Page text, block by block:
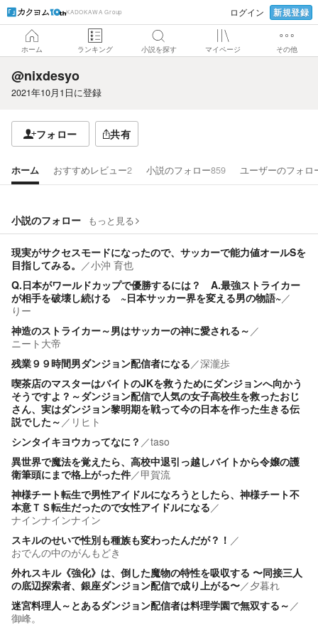
KADOKAWA Group ログイン 新規登録
ホーム ランキング 小説を探す マイページ その他
@nixdesyo
2021年10月1日に登録
フォロー 共有
ホーム おすすめレビュー2 小説のフォロー859 ユーザーのフォロ
小説のフォロー もっと見る
現実がサクセスモードになったので、サッカーで能力値オールSを
目指してみる。 ／小沖 育也
Q.日本がワールドカップで優勝するには？ A.最強ストライカー
が相手を破壊し続ける ~日本サッカー界を変える男の物語~／
りー
神造のストライカー～男はサッカーの神に愛される～ ／
ニート大帝
残業９９時間男ダンジョン配信者になる／深瀧歩
喫茶店のマスターはバイトのJKを救うためにダンジョンへ向かう
そうですよ？～ダンジョン配信で人気の女子高校生を救ったおじ
さん、実はダンジョン黎明期を戦って今の日本を作った生きる伝
説でした～ ／ リヒト
シンタイキヨウカってなに？ ／taso
異世界で魔法を覚えたら、高校中退引っ越しバイトから令嬢の護
衛筆頭にまで格上がった件／甲賀流
神様チート転生で男性アイドルになろうとしたら、神様チート不
本意ＴＳ転生だったので女性アイドルになる／
ナインナインナイン
スキルのせいで性別も種族も変わったんだが？！ ／
おでんの中のがんもどき
外れスキル《強化》は、倒した魔物の特性を吸収する 〜同接三人
の底辺探索者、銀座ダンジョン配信で成り上がる〜／夕暮れ
迷宮料理人～とあるダンジョン配信者は料理学園で無双する～ ／
御峰。